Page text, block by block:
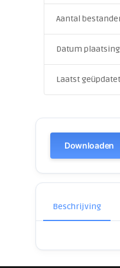
Aantal
Datum plaatsing
Laatst geüpdatet
Downloaden
Beschrijving